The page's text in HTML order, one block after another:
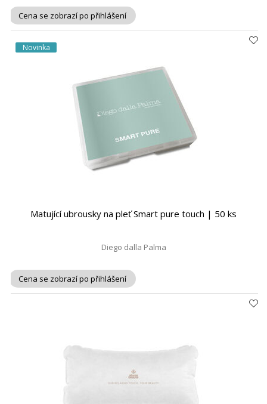
Cena se zobrazí po přihlášení
Novinka
Matující ubrousky na pleť Smart pure touch | 50 ks
Diego dalla Palma
Cena se zobrazí po přihlášení